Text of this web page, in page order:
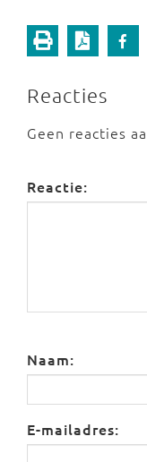
Reacties
Geen reacties
Reactie:
Naam:
E-mailadres: